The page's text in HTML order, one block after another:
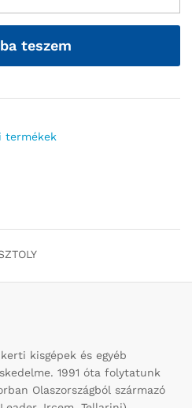
teszem
termékek
kisgépek és egyéb
1991 óta folytatunk
Olaszországból származó